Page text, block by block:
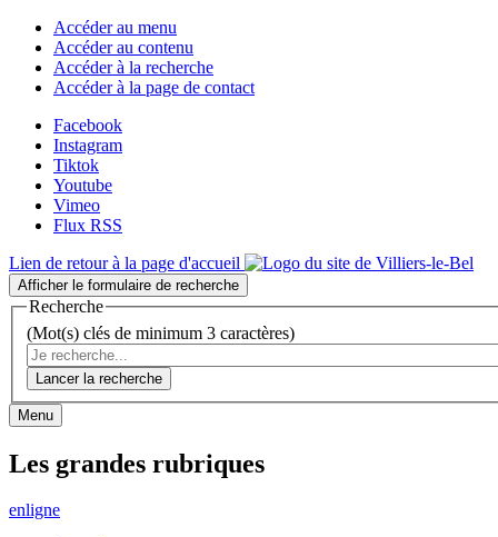
Accéder au menu
Accéder au contenu
Accéder à la recherche
Accéder à la page de contact
Facebook
Instagram
Tiktok
Youtube
Vimeo
Flux RSS
Lien de retour à la page d'accueil
Afficher le formulaire de recherche
Recherche
(Mot(s) clés de minimum 3 caractères)
Lancer la recherche
Menu
Les grandes rubriques
enligne